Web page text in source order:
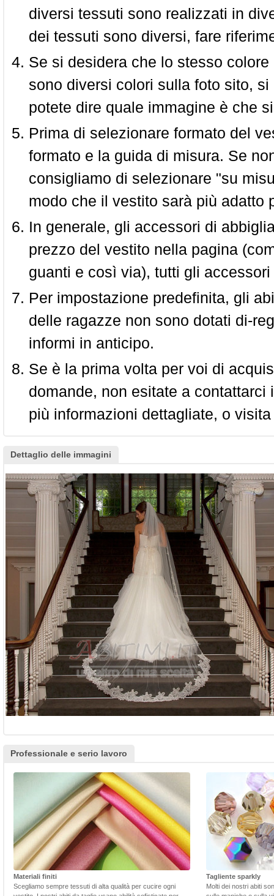
diversi tessuti sono realizzati in
dei tessuti sono diversi, fare
Se si desidera che lo stesso
sono diversi colori sulla foto sito,
potete dire quale immagine è che
Prima di selezionare formato del
formato e la guida di misura. Se
consigliamo di selezionare "su
modo che il vestito sarà più adatto
In generale, gli accessori di
prezzo del vestito nella pagina
guanti e così via), tutti gli
Per impostazione predefinita, gli
delle ragazze non sono dotati di-
informi in anticipo.
Se è la prima volta per voi di
domande, non esitate a
più informazioni dettagliate, o
Dettaglio delle immagini
Professionale e serio lavoro
Materiali finiti
Scegliamo sempre tessuti di alta qualità per cucire ogni
Tagliente sparkly
Molti dei nostri abiti